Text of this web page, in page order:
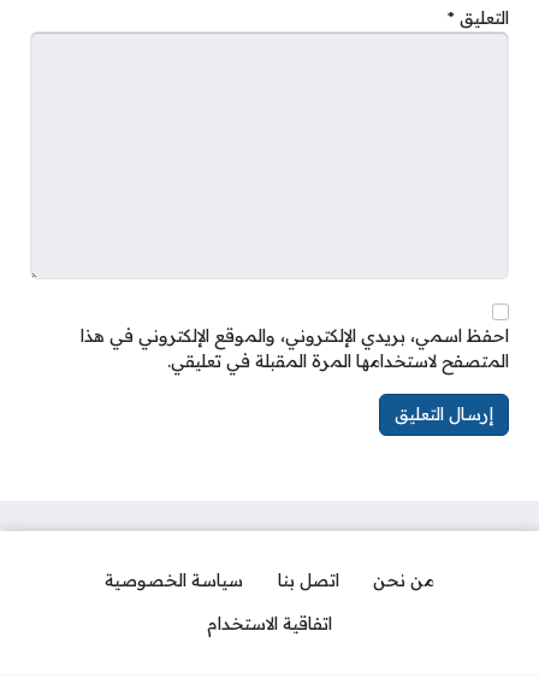
التعليق *
احفظ اسمي، بريدي الإلكتروني، والموقع الإلكتروني في هذا
المتصفح لاستخدامها المرة المقبلة في تعليقي.
من نحن اتصل بنا
سياسة الخصوصية
اتفاقية الاستخدام